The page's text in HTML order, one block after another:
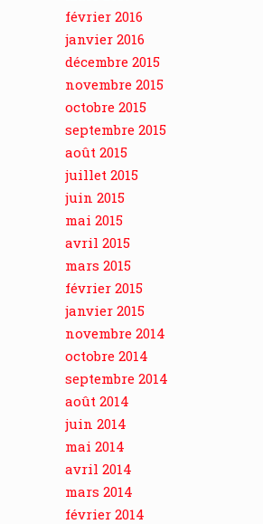
février 2016
janvier 2016
décembre 2015
novembre 2015
octobre 2015
septembre 2015
août 2015
juillet 2015
juin 2015
mai 2015
avril 2015
mars 2015
février 2015
janvier 2015
novembre 2014
octobre 2014
septembre 2014
août 2014
juin 2014
mai 2014
avril 2014
mars 2014
février 2014